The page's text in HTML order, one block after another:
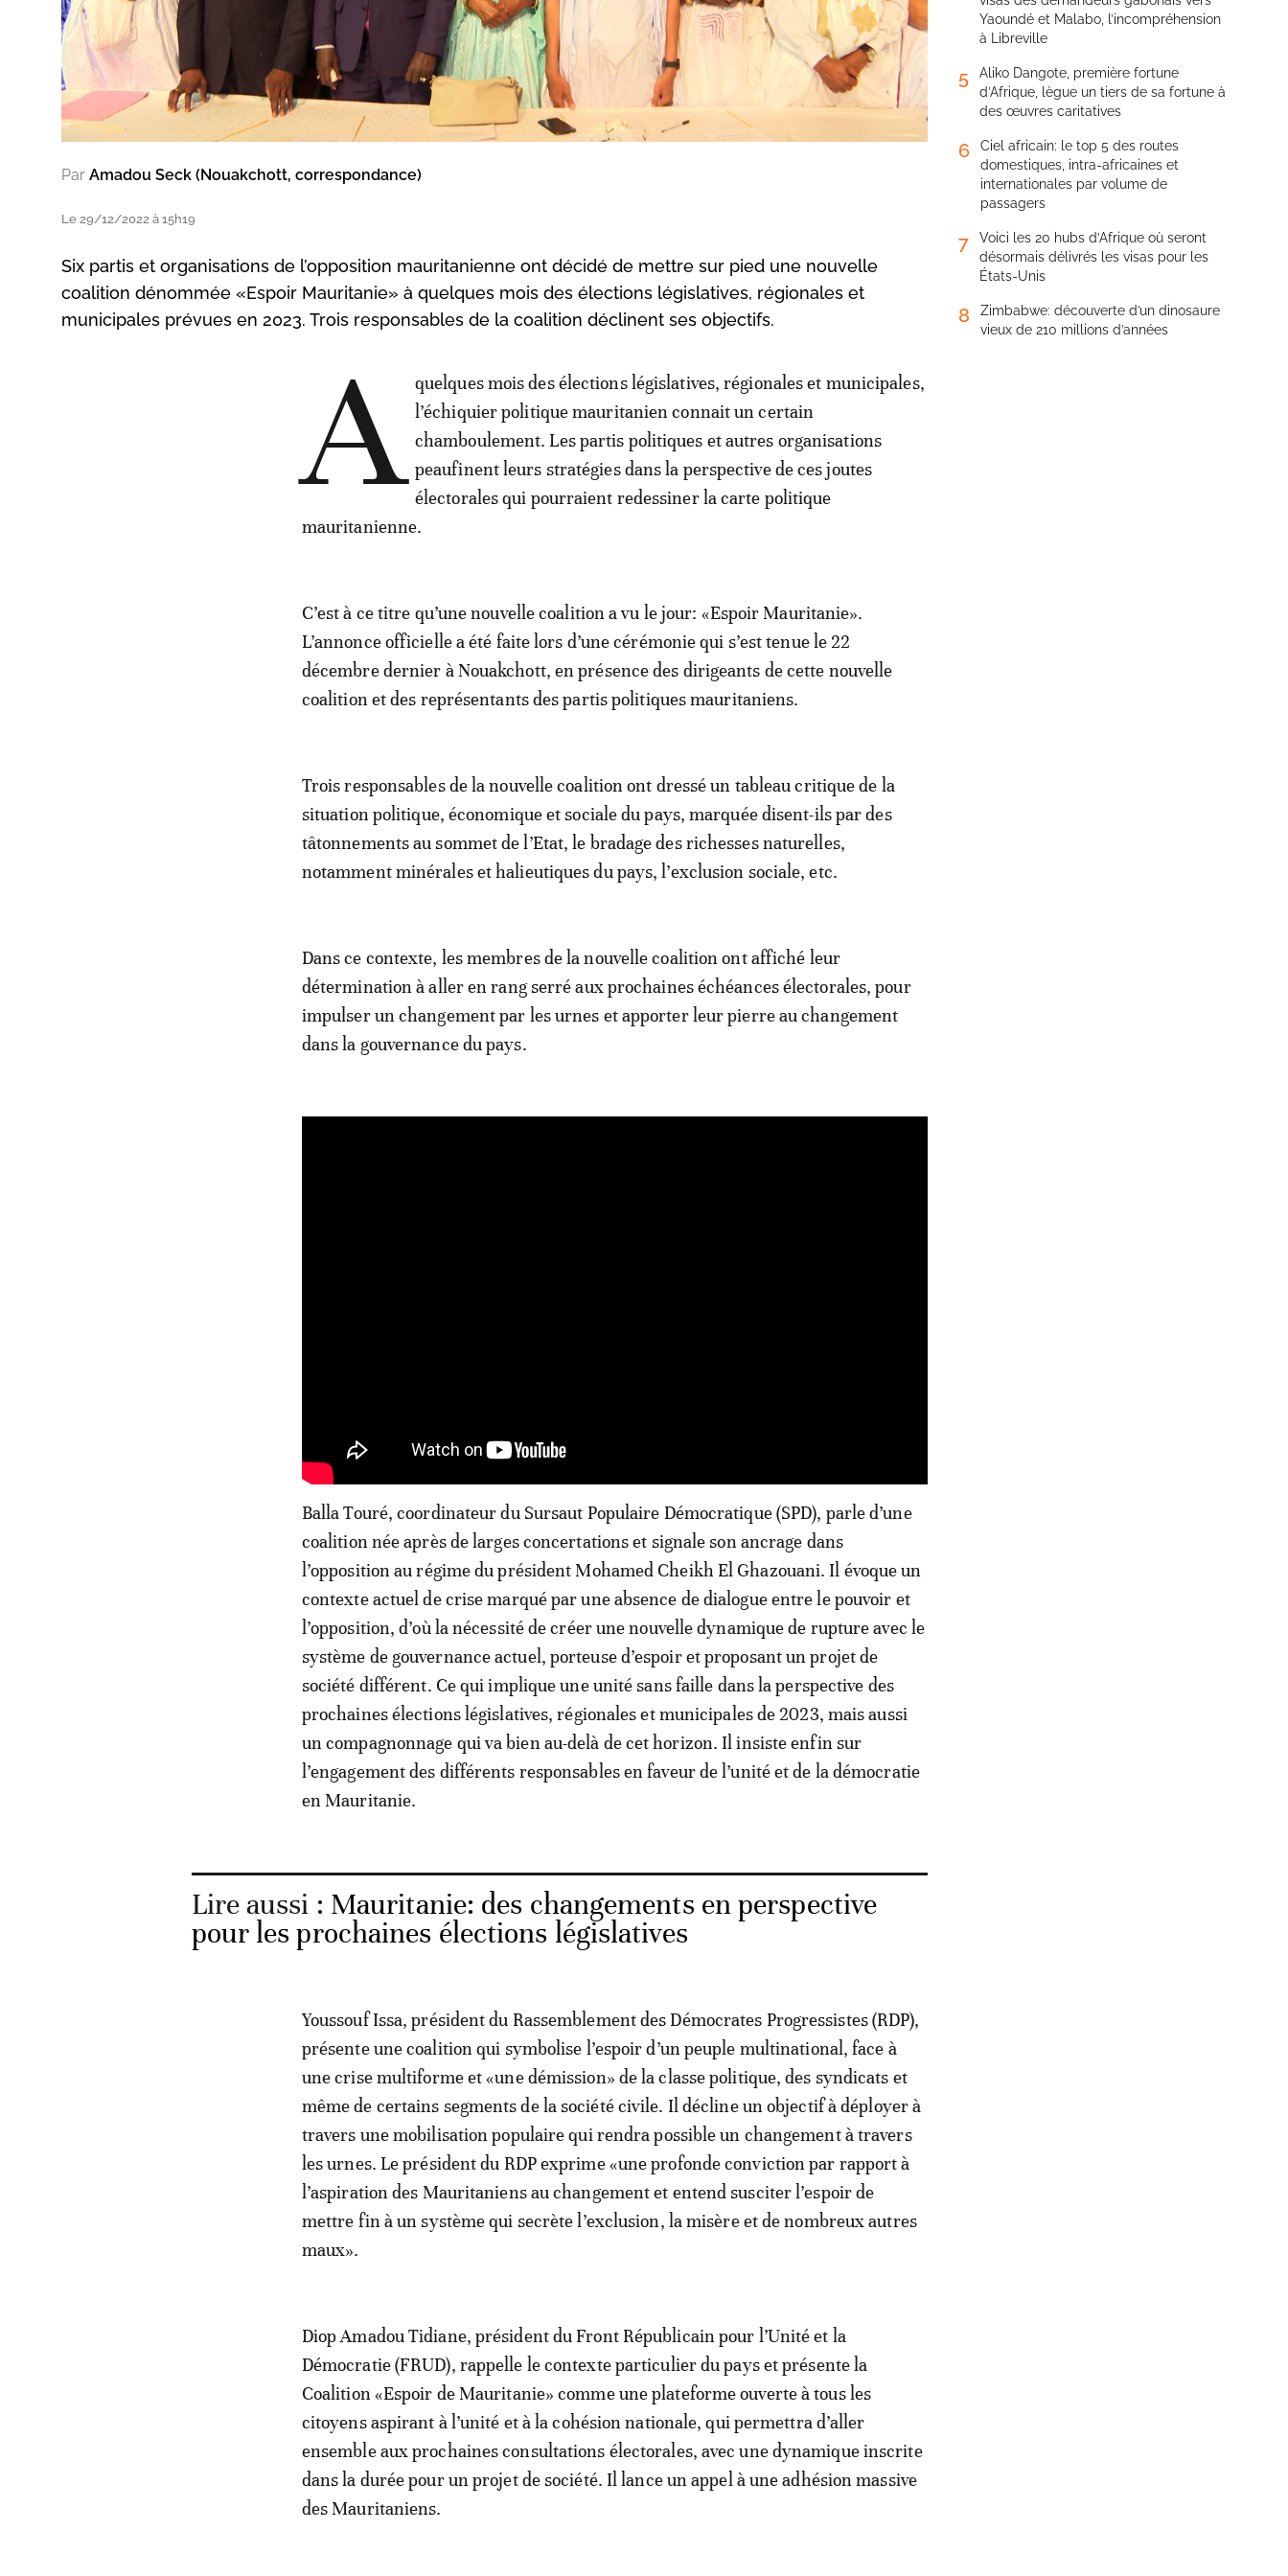
Par Amadou Seck (Nouakchott, correspondance)
Le 29/12/2022 à 15h19
Six partis et organisations de l’opposition mauritanienne ont décidé de mettre sur pied une nouvelle
coalition dénommée «Espoir Mauritanie» à quelques mois des élections législatives, régionales et
municipales prévues en 2023. Trois responsables de la coalition déclinent ses objectifs.
A quelques mois des élections législatives, régionales et municipales,
l’échiquier politique mauritanien connait un certain
chamboulement. Les partis politiques et autres organisations
peaufinent leurs stratégies dans la perspective de ces joutes
électorales qui pourraient redessiner la carte politique
mauritanienne.
C’est à ce titre qu’une nouvelle coalition a vu le jour: «Espoir Mauritanie».
L’annonce officielle a été faite lors d’une cérémonie qui s’est tenue le 22
décembre dernier à Nouakchott, en présence des dirigeants de cette nouvelle
coalition et des représentants des partis politiques mauritaniens.
Trois responsables de la nouvelle coalition ont dressé un tableau critique de la
situation politique, économique et sociale du pays, marquée disent-ils par des
tâtonnements au sommet de l’Etat, le bradage des richesses naturelles,
notamment minérales et halieutiques du pays, l’exclusion sociale, etc.
Dans ce contexte, les membres de la nouvelle coalition ont affiché leur
détermination à aller en rang serré aux prochaines échéances électorales, pour
impulser un changement par les urnes et apporter leur pierre au changement
dans la gouvernance du pays.
Balla Touré, coordinateur du Sursaut Populaire Démocratique (SPD), parle d’une
coalition née après de larges concertations et signale son ancrage dans
l’opposition au régime du président Mohamed Cheikh El Ghazouani. Il évoque un
contexte actuel de crise marqué par une absence de dialogue entre le pouvoir et
l’opposition, d’où la nécessité de créer une nouvelle dynamique de rupture avec le
système de gouvernance actuel, porteuse d’espoir et proposant un projet de
société différent. Ce qui implique une unité sans faille dans la perspective des
prochaines élections législatives, régionales et municipales de 2023, mais aussi
un compagnonnage qui va bien au-delà de cet horizon. Il insiste enfin sur
l’engagement des différents responsables en faveur de l’unité et de la démocratie
en Mauritanie.
Lire aussi : Mauritanie: des changements en perspective
pour les prochaines élections législatives
Youssouf Issa, président du Rassemblement des Démocrates Progressistes (RDP),
présente une coalition qui symbolise l’espoir d’un peuple multinational, face à
une crise multiforme et «une démission» de la classe politique, des syndicats et
même de certains segments de la société civile. Il décline un objectif à déployer à
travers une mobilisation populaire qui rendra possible un changement à travers
les urnes. Le président du RDP exprime «une profonde conviction par rapport à
l’aspiration des Mauritaniens au changement et entend susciter l’espoir de
mettre fin à un système qui secrète l’exclusion, la misère et de nombreux autres
maux».
Diop Amadou Tidiane, président du Front Républicain pour l’Unité et la
Démocratie (FRUD), rappelle le contexte particulier du pays et présente la
Coalition «Espoir de Mauritanie» comme une plateforme ouverte à tous les
citoyens aspirant à l’unité et à la cohésion nationale, qui permettra d’aller
ensemble aux prochaines consultations électorales, avec une dynamique inscrite
dans la durée pour un projet de société. Il lance un appel à une adhésion massive
des Mauritaniens.
Yaoundé et Malabo, l’incompréhension
à Libreville
5
Aliko Dangote, première fortune
d’Afrique, lègue un tiers de sa fortune à
des œuvres caritatives
6
Ciel africain: le top 5 des routes
domestiques, intra-africaines et
internationales par volume de
passagers
7
Voici les 20 hubs d’Afrique où seront
désormais délivrés les visas pour les
États-Unis
8
Zimbabwe: découverte d’un dinosaure
vieux de 210 millions d’années